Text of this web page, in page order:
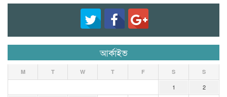
আর্কাইভ
M T W T F S S
1
2